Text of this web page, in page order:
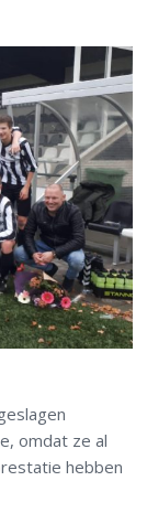
omdat ze al
hebben